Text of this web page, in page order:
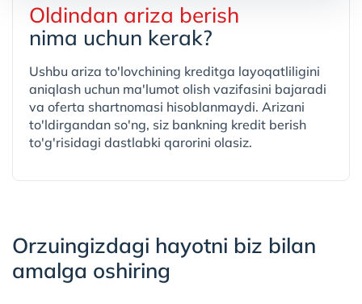
Oldindan ariza berish
nima uchun kerak?
Ushbu ariza to'lovchining kreditga layoqatliligini
aniqlash uchun ma'lumot olish vazifasini bajaradi
va oferta shartnomasi hisoblanmaydi. Arizani
to'ldirgandan so'ng, siz bankning kredit berish
to'g'risidagi dastlabki qarorini olasiz.
Orzuingizdagi hayotni biz bilan
amalga oshiring